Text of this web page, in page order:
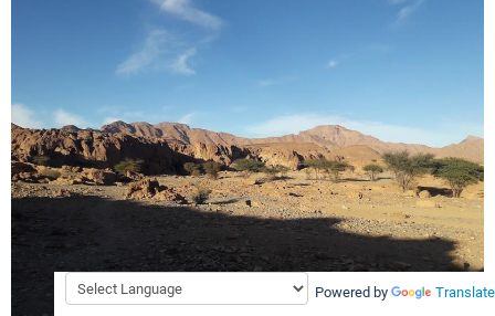
Powered by Translate